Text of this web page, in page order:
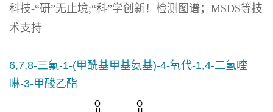
科技-“研”无止境;“科”学创新！检测图谱；MSDS等技
术支持
6,7,8-三氟-1-(甲酰基甲基氨基)-4-氧代-1,4-二氢喹
啉-3-甲酸乙酯